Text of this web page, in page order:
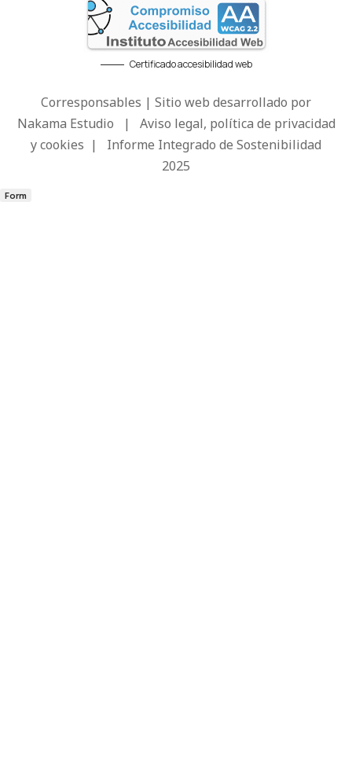
Certificado accesibilidad web
Corresponsables | Sitio web desarrollado por
Nakama Estudio | Aviso legal, política de privacidad
y cookies | Informe Integrado de Sostenibilidad
2025
Form